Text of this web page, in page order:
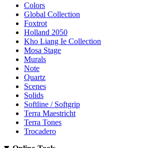
Colors
Global Collection
Foxtrot
Holland 2050
Kho Liang Ie Collection
Mosa Stage
Murals
Note
Quartz
Scenes
Solids
Softline / Softgrip
Terra Maestricht
Terra Tones
Trocadero